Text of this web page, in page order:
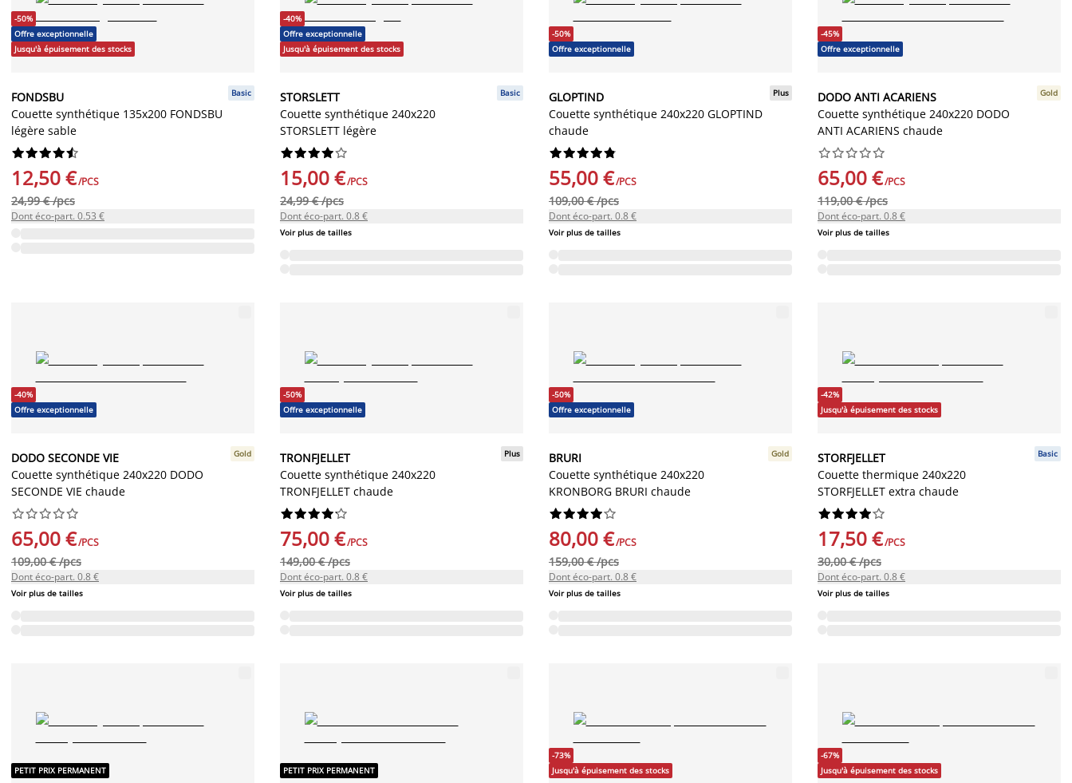
-50%
Offre exceptionnelle
Jusqu'à épuisement des stocks
FONDSBU
Couette synthétique 135x200 FONDSBU
légère sable
Basic






12,50 €/PCS
24,99 € /pcs
Dont éco-part. 0.53 €
-40%
Offre exceptionnelle
Jusqu'à épuisement des stocks
STORSLETT
Couette synthétique 240x220
STORSLETT légère
Basic






15,00 €/PCS
24,99 € /pcs
Dont éco-part. 0.8 €
Voir plus de tailles
-50%
Offre exceptionnelle
GLOPTIND
Couette synthétique 240x220 GLOPTIND
chaude
Plus






55,00 €/PCS
109,00 € /pcs
Dont éco-part. 0.8 €
Voir plus de tailles
-45%
Offre exceptionnelle
DODO ANTI ACARIENS
Couette synthétique 240x220 DODO
ANTI ACARIENS chaude
Gold






65,00 €/PCS
119,00 € /pcs
Dont éco-part. 0.8 €
Voir plus de tailles
-40%
Offre exceptionnelle
DODO SECONDE VIE
Couette synthétique 240x220 DODO
SECONDE VIE chaude
Gold






65,00 €/PCS
109,00 € /pcs
Dont éco-part. 0.8 €
Voir plus de tailles
-50%
Offre exceptionnelle
TRONFJELLET
Couette synthétique 240x220
TRONFJELLET chaude
Plus






75,00 €/PCS
149,00 € /pcs
Dont éco-part. 0.8 €
Voir plus de tailles
-50%
Offre exceptionnelle
BRURI
Couette synthétique 240x220
KRONBORG BRURI chaude
Gold






80,00 €/PCS
159,00 € /pcs
Dont éco-part. 0.8 €
Voir plus de tailles
-42%
Jusqu'à épuisement des stocks
STORFJELLET
Couette thermique 240x220
STORFJELLET extra chaude
Basic






17,50 €/PCS
30,00 € /pcs
Dont éco-part. 0.8 €
Voir plus de tailles
PETIT PRIX PERMANENT PETIT PRIX PERMANENT
-73%
Jusqu'à épuisement des stocks
-67%
Jusqu'à épuisement des stocks